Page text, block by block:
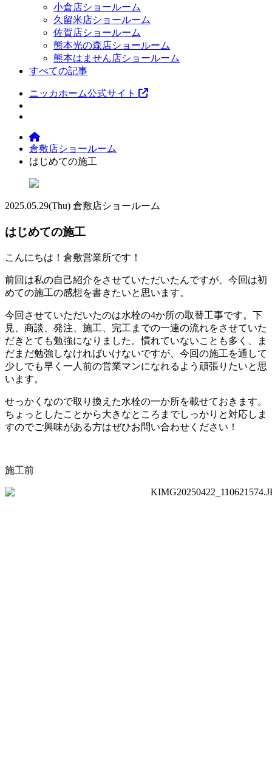
小倉店ショールーム
久留米店ショールーム
佐賀店ショールーム
熊本光の森店ショールーム
熊本はません店ショールーム
すべての記事
ニッカホーム公式サイト
倉敷店ショールーム
はじめての施工
2025.05.29(Thu) 倉敷店ショールーム
はじめての施工
こんにちは！倉敷営業所です！
前回は私の自己紹介をさせていただいたんですが、今回は初
めての施工の感想を書きたいと思います。
今回させていただいたのは水栓の4か所の取替工事です。下
見、商談、発注、施工、完工までの一連の流れをさせていた
だきとても勉強になりました。慣れていないことも多く、ま
だまだ勉強しなければいけないですが、今回の施工を通して
少しでも早く一人前の営業マンになれるよう頑張りたいと思
います。
せっかくなので取り換えた水栓の一か所を載せておきます。
ちょっとしたことから大きなところまでしっかりと対応しま
すのでご興味がある方はぜひお問い合わせください！
施工前